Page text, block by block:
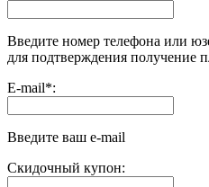
Введите номер телефона или
для подтверждения получение
E-mail*:
Введите ваш e-mail
Скидочный купон: